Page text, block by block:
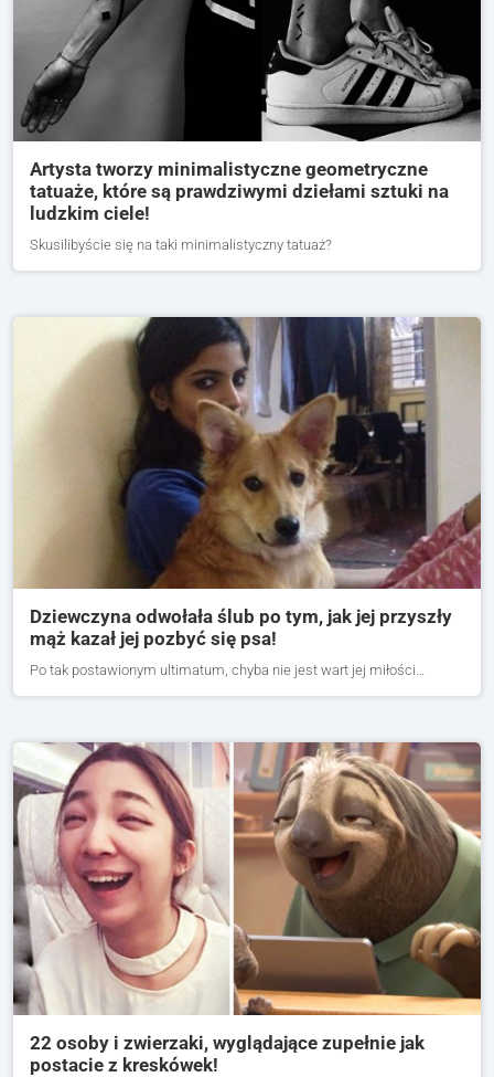
Artysta tworzy minimalistyczne geometryczne
tatuaże, które są prawdziwymi dziełami sztuki na
ludzkim ciele!
Skusilibyście się na taki minimalistyczny tatuaż?
Dziewczyna odwołała ślub po tym, jak jej przyszły
mąż kazał jej pozbyć się psa!
Po tak postawionym ultimatum, chyba nie jest wart jej miłości…
22 osoby i zwierzaki, wyglądające zupełnie jak
postacie z kreskówek!